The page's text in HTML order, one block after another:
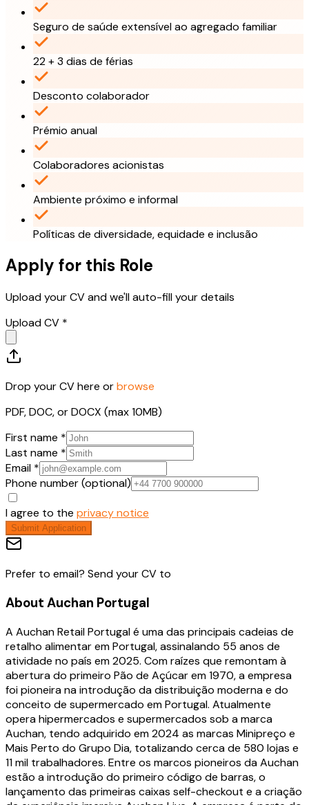
Seguro de saúde extensível ao agregado familiar
22 + 3 dias de férias
Desconto colaborador
Prémio anual
Colaboradores acionistas
Ambiente próximo e informal
Políticas de diversidade, equidade e inclusão
Apply for this Role
Upload your CV and we'll auto-fill your details
Upload CV *
Drop your CV here orbrowse
PDF, DOC, or DOCX (max 10MB)
First name *
Last name *
Email *
Phone number (optional)
I agree to the privacy notice
Submit Application
Prefer to email? Send your CV to
About Auchan Portugal
A Auchan Retail Portugal é uma das principais cadeias de
retalho alimentar em Portugal, assinalando 55 anos de
atividade no país em 2025. Com raízes que remontam à
abertura do primeiro Pão de Açúcar em 1970, a empresa
foi pioneira na introdução da distribuição moderna e do
conceito de supermercado em Portugal. Atualmente
opera hipermercados e supermercados sob a marca
Auchan, tendo adquirido em 2024 as marcas Minipreço e
Mais Perto do Grupo Dia, totalizando cerca de 580 lojas e
11 mil trabalhadores. Entre os marcos pioneiros da Auchan
estão a introdução do primeiro código de barras, o
lançamento das primeiras caixas self-checkout e a criação